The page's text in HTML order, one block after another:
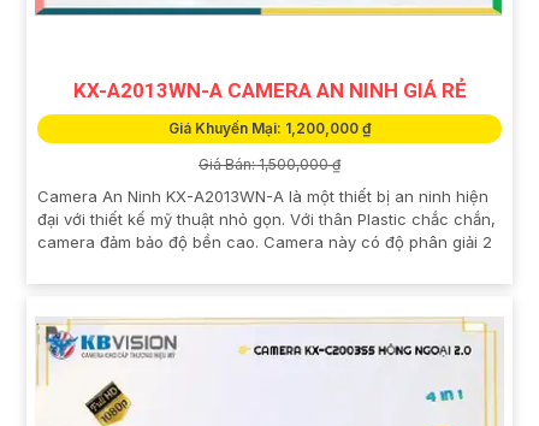
KX-A2013WN-A CAMERA AN NINH GIÁ RẺ
Giá Khuyến Mại: 1,200,000 ₫
Giá Bán: 1,500,000 ₫
Camera An Ninh KX-A2013WN-A là một thiết bị an ninh hiện
đại với thiết kế mỹ thuật nhỏ gọn. Với thân Plastic chắc chắn,
camera đảm bảo độ bền cao. Camera này có độ phân giải 2